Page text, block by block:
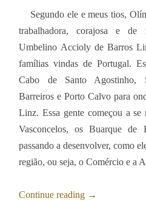
Segundo ele e meus tios,
trabalhadora, corajosa e
Umbelino Accioly de Barros
famílias vindas de Portugal.
Cabo de Santo Agostinho,
Barreiros e Porto Calvo para
Linz. Essa gente começou a
Vasconcelos, os Buarque de
passando a desenvolver, como
região, ou seja, o Comércio e a
Continue reading →